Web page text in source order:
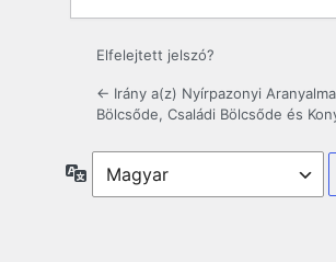
Elfelejtett jelszó?
← Irány a(z) Nyírpazonyi
Bölcsőde, Családi Bölcsőde és
Nyelv